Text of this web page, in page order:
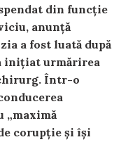
din funcție
anunță
a fost luată după
inițiat urmărirea
Într-o
„maximă
corupție și își